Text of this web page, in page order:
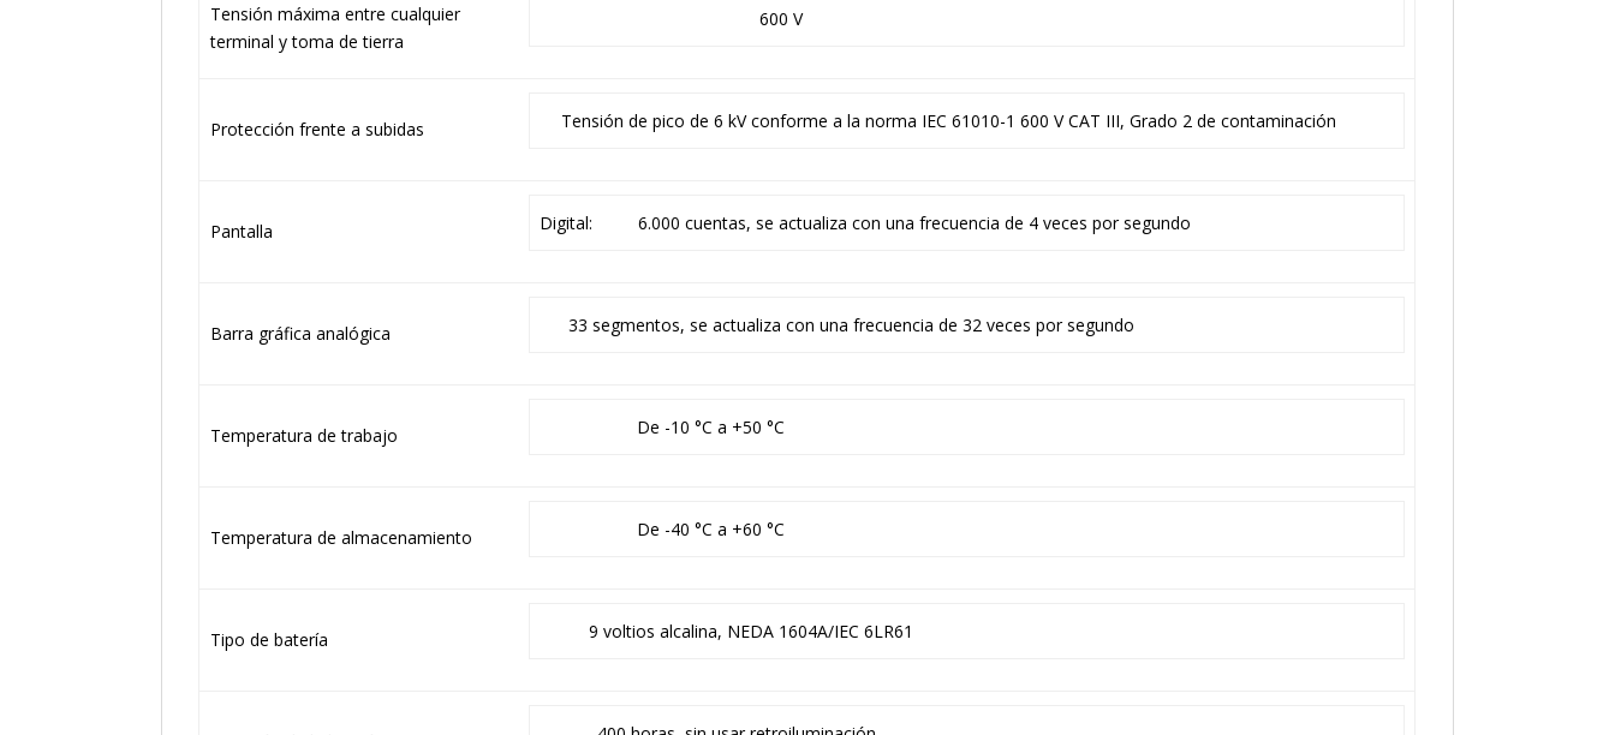
Tensión máxima entre cualquier
terminal y toma de tierra
600 V
Protección frente a subidas Tensión de pico de 6 kV conforme a la norma IEC 61010-1 600 V CAT III, Grado 2 de contaminación
Pantalla Digital: 6.000 cuentas, se actualiza con una frecuencia de 4 veces por segundo
Barra gráfica analógica 33 segmentos, se actualiza con una frecuencia de 32 veces por segundo
Temperatura de trabajo De -10 °C a +50 °C
Temperatura de almacenamiento De -40 °C a +60 °C
Tipo de batería 9 voltios alcalina, NEDA 1604A/IEC 6LR61